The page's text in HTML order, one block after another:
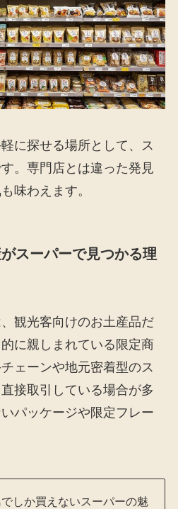
に探せる場所として、ス
。専門店とは違った発見
味わえます。
スーパーで見つかる理
観光客向けのお土産品だ
に親しまれている限定商
ェーンや地元密着型のス
接取引している場合が多
パッケージや限定フレー
しか買えないスーパーの魅